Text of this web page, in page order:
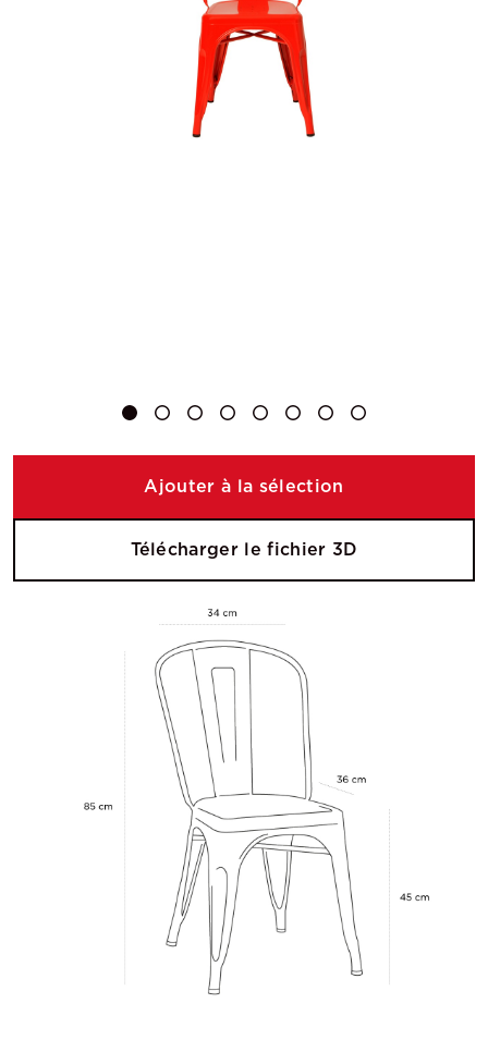
Ajouter à la sélection
Télécharger le fichier 3D